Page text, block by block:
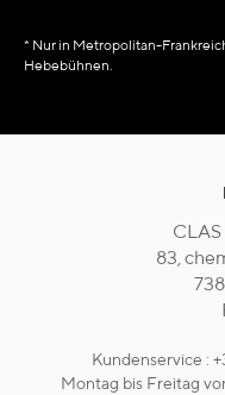
* Nur in Metropolitan-
Hebebühnen.
83,
Kundenservice :
Montag bis Freitag